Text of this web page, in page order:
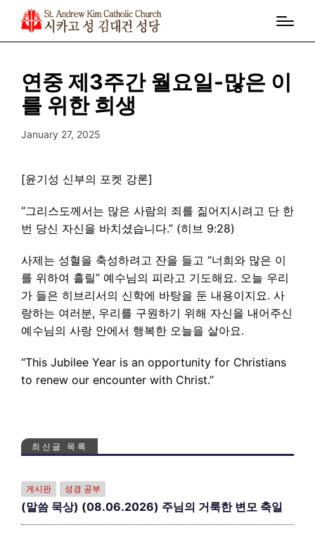
연중 제3주간 월요일-많은 이
를 위한 희생
January 27, 2025
[윤기성 신부의 포켓 강론]
“그리스도께서는 많은 사람의 죄를 짊어지시려고 단 한
번 당신 자신을 바치셨습니다.” (히브 9:28)
사제는 성혈을 축성하려고 잔을 들고 “너희와 많은 이
를 위하여 흘릴” 예수님의 피라고 기도해요. 오늘 우리
가 들은 히브리서의 신학에 바탕을 둔 내용이지요. 사
랑하는 여러분, 우리를 구원하기 위해 자신을 내어주신
예수님의 사랑 안에서 행복한 오늘을 살아요.
“This Jubilee Year is an opportunity for Christians
to renew our encounter with Christ.”
최신글 목록
게시판 성경 공부
(말씀 묵상) (08.06.2026) 주님의 거룩한 변모 축일